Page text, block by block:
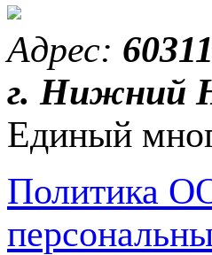
Адрес:
г. Нижний
Единый
Политика